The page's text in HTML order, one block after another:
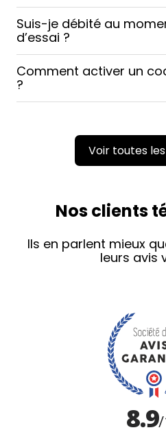
Suis-je débité au
d’essai ?
Comment activer un
?
Voir toutes
Nos clients
Ils en parlent mieux
leurs avis